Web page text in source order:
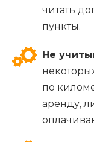
читать
пункты.
Не
по
аренду,